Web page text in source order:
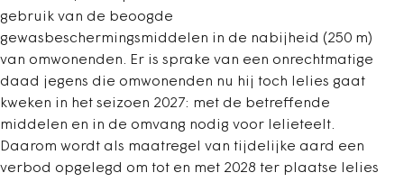
gebruik van de beoogde
gewasbeschermingsmiddelen in de nabijheid (250 m)
van omwonenden. Er is sprake van een onrechtmatige
daad jegens die omwonenden nu hij toch lelies gaat
kweken in het seizoen 2027: met de betreffende
middelen en in de omvang nodig voor lelieteelt.
Daarom wordt als maatregel van tijdelijke aard een
verbod opgelegd om tot en met 2028 ter plaatse lelies